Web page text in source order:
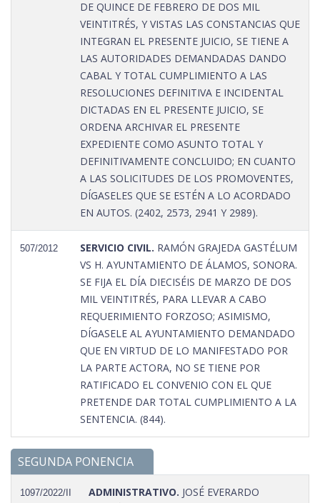
DE QUINCE DE FEBRERO DE DOS MIL
VEINTITRÉS, Y VISTAS LAS CONSTANCIAS QUE
INTEGRAN EL PRESENTE JUICIO, SE TIENE A
LAS AUTORIDADES DEMANDADAS DANDO
CABAL Y TOTAL CUMPLIMIENTO A LAS
RESOLUCIONES DEFINITIVA E INCIDENTAL
DICTADAS EN EL PRESENTE JUICIO, SE
ORDENA ARCHIVAR EL PRESENTE
EXPEDIENTE COMO ASUNTO TOTAL Y
DEFINITIVAMENTE CONCLUIDO; EN CUANTO
A LAS SOLICITUDES DE LOS PROMOVENTES,
DÍGASELES QUE SE ESTÉN A LO ACORDADO
EN AUTOS. (2402, 2573, 2941 Y 2989).
507/2012 SERVICIO CIVIL. RAMÓN GRAJEDA GASTÉLUM
VS H. AYUNTAMIENTO DE ÁLAMOS, SONORA.
SE FIJA EL DÍA DIECISÉIS DE MARZO DE DOS
MIL VEINTITRÉS, PARA LLEVAR A CABO
REQUERIMIENTO FORZOSO; ASIMISMO,
DÍGASELE AL AYUNTAMIENTO DEMANDADO
QUE EN VIRTUD DE LO MANIFESTADO POR
LA PARTE ACTORA, NO SE TIENE POR
RATIFICADO EL CONVENIO CON EL QUE
PRETENDE DAR TOTAL CUMPLIMIENTO A LA
SENTENCIA. (844).
SEGUNDA PONENCIA
1097/2022/II ADMINISTRATIVO. JOSÉ EVERARDO